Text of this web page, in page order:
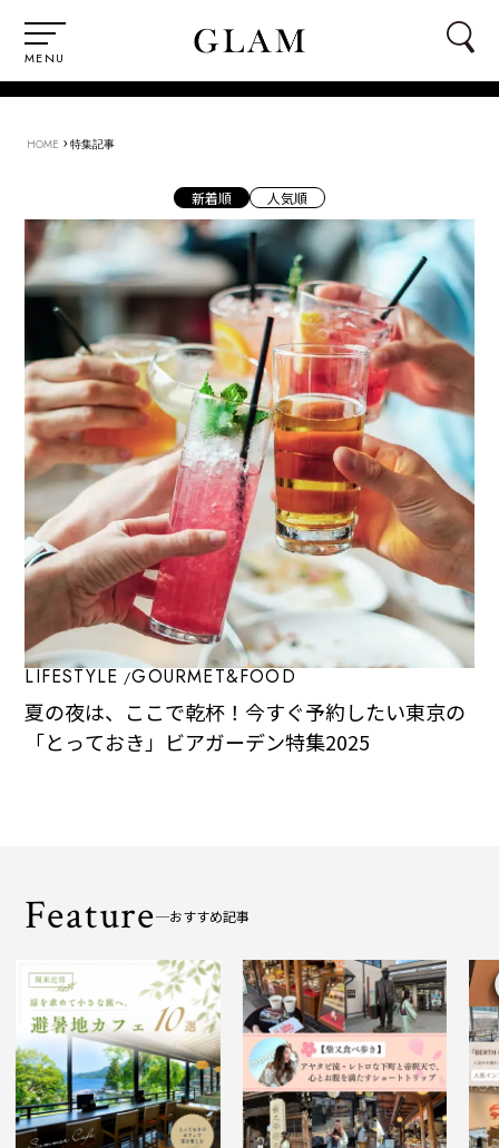
MENU
HOME › 特集記事
新着順 人気順
LIFESTYLE GOURMET&FOOD
夏の夜は、ここで乾杯！今すぐ予約したい東京の
「とっておき」ビアガーデン特集2025
Feature おすすめ記事